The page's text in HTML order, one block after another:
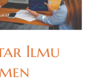
Ilmu